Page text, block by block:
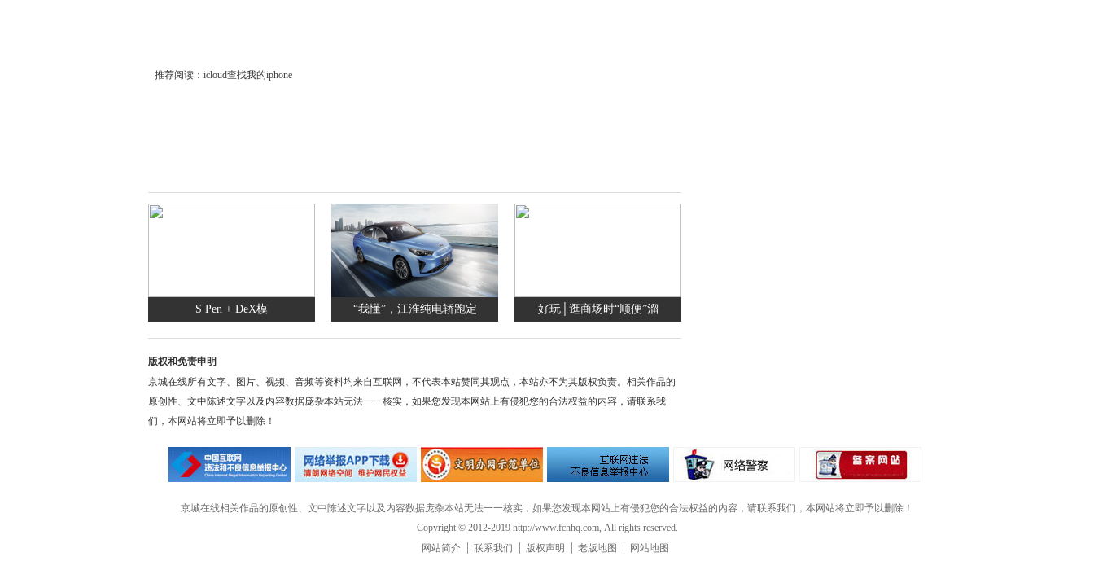
推荐阅读： icloud查找我的iphone
S Pen + DeX模 “我懂”，江淮纯电轿跑定 好玩│逛商场时“顺便”溜
版权和免责申明
京城在线所有文字、图片、视频、音频等资料均来自互联网，不代表本站赞同其观点，本站亦不为其版权负责。相关作品的
原创性、文中陈述文字以及内容数据庞杂本站无法一一核实，如果您发现本网站上有侵犯您的合法权益的内容，请联系我
们，本网站将立即予以删除！
京城在线相关作品的原创性、文中陈述文字以及内容数据庞杂本站无法一一核实，如果您发现本网站上有侵犯您的合法权益的内容，请联系我们，本网站将立即予以删除！
Copyright © 2012-2019 http://www.fchhq.com, All rights reserved.
网站简介
联系我们 版权声明 老版地图 网站地图